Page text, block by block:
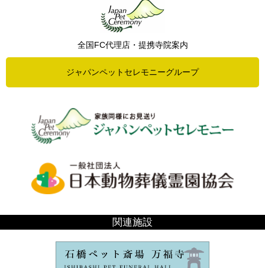
全国FC代理店・提携寺院案内
ジャパンペットセレモニーグループ
関連施設